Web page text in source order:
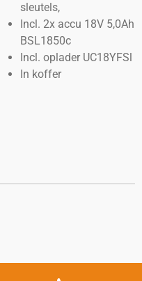
sleutels,
Incl. 2x accu 18V 5,0Ah
BSL1850c
Incl. oplader UC18YFSl
In koffer